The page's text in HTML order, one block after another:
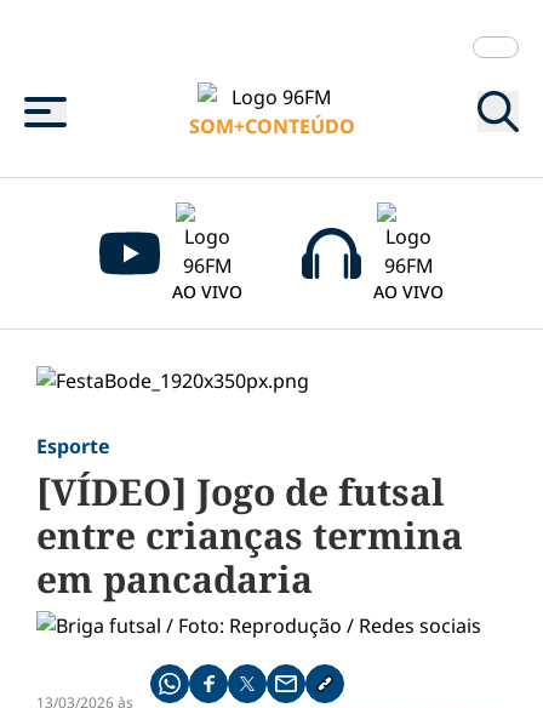
Menu
SOM+CONTEÚDO
AO VIVO AO VIVO
Esporte
[VÍDEO] Jogo de futsal
entre crianças termina
em pancadaria
13/03/2026 às
Compartilhe pelo whatsapp
Compartilhar no facebook
Compartilhar no twitter
Compartilhe pelo email
Copiar link da notícia